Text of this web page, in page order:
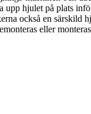
upp hjulet på plats
också en särskild
eller